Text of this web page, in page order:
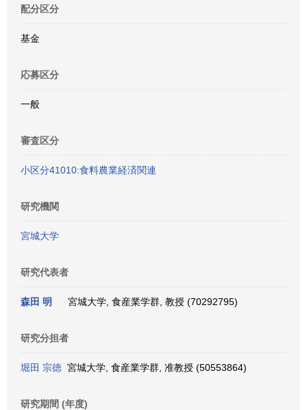
配分区分
基金
応募区分
一般
審査区分
小区分41010:食料農業経済関連
研究機関
宮城大学
研究代表者
森田 明 宮城大学, 食産業学群, 教授 (70292795)
研究分担者
堀田 宗徳 宮城大学, 食産業学群, 准教授 (50553864)
研究期間 (年度)